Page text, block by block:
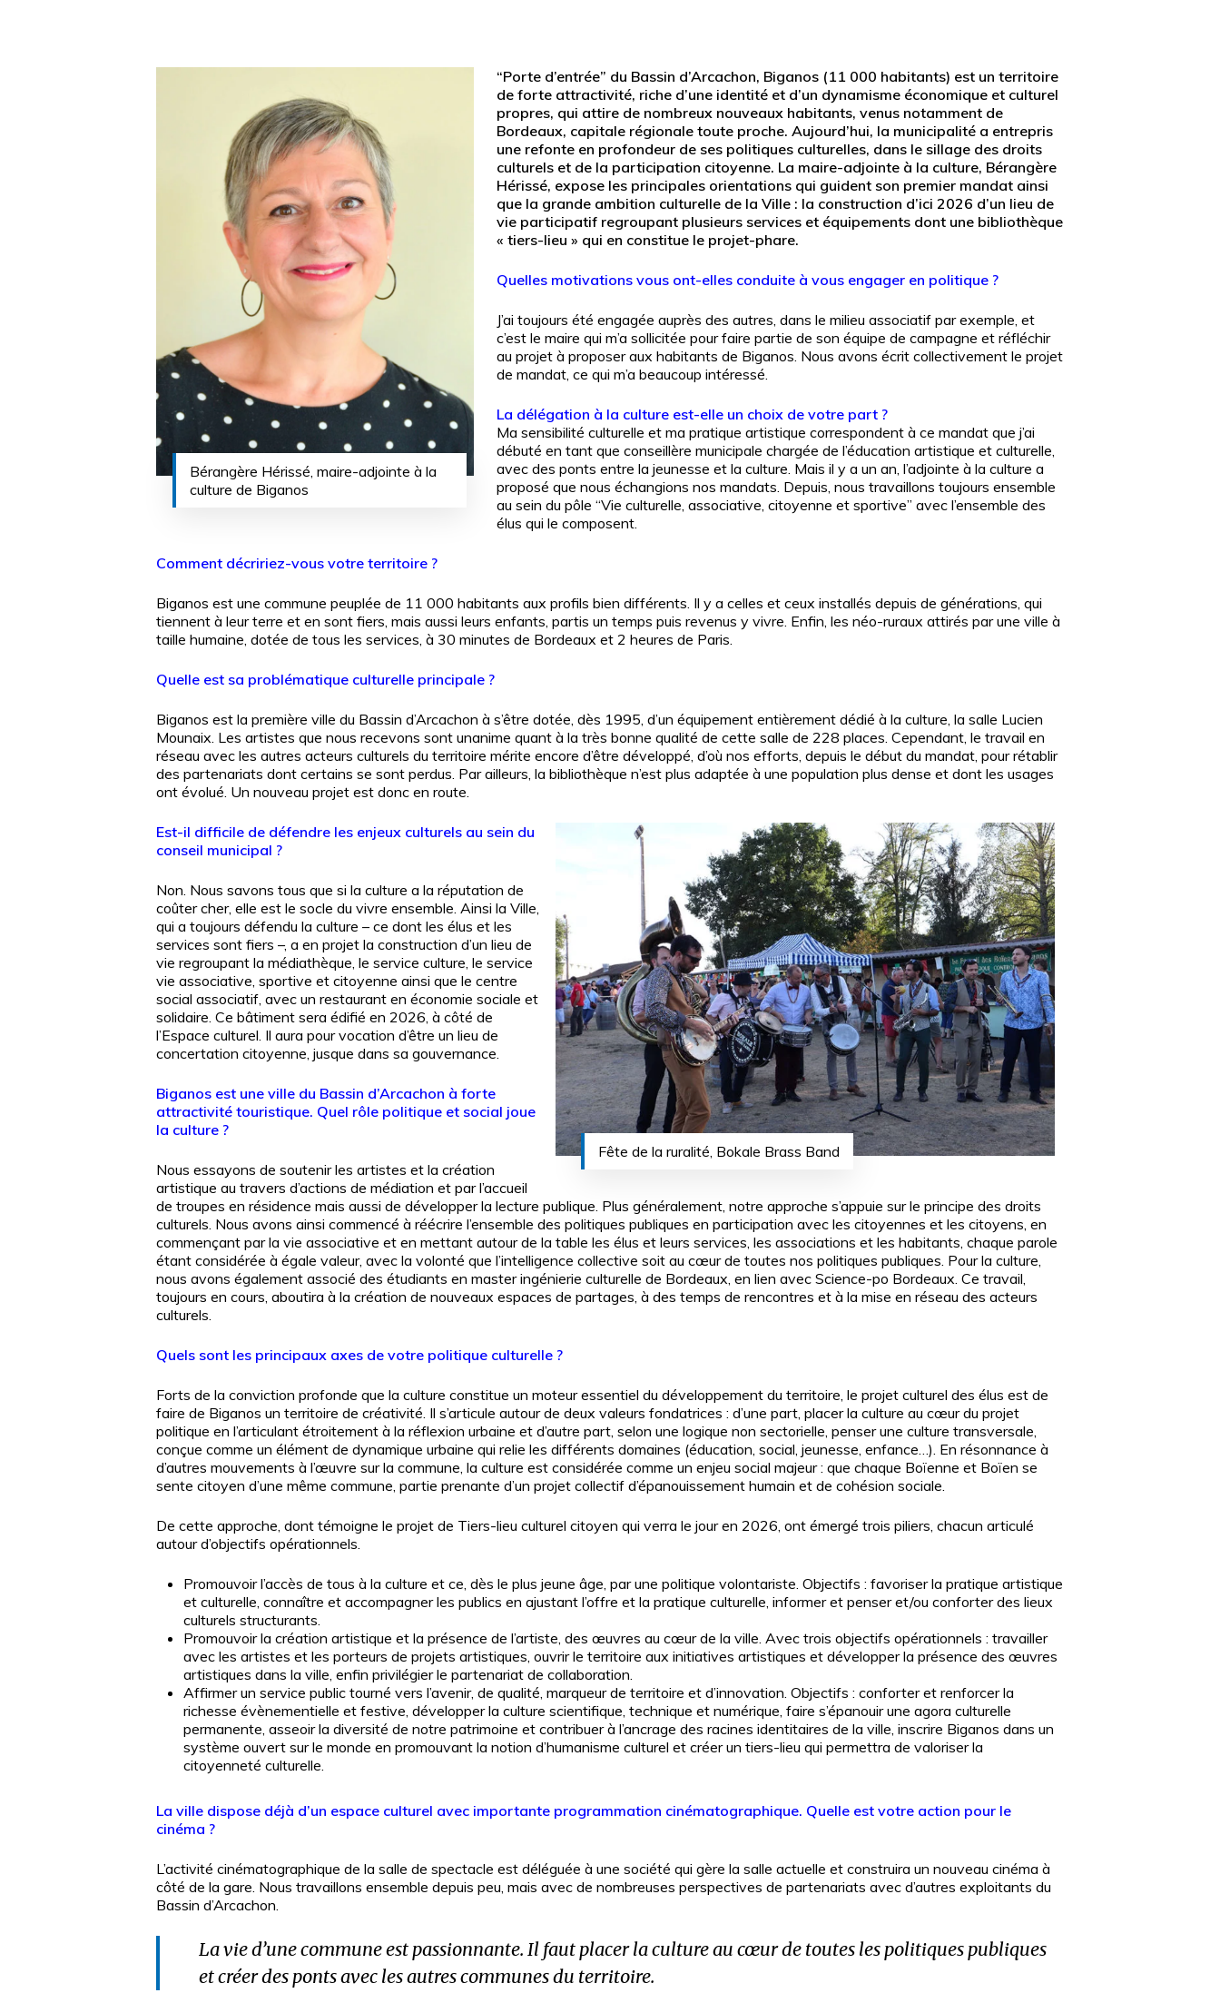
Appuyez sur Entrée pour une recherche ou ESC pour fermer
Bérangère Hérissé, maire-adjointe à la
culture de Biganos
“Porte d’entrée” du Bassin d’Arcachon, Biganos (11 000 habitants) est un territoire
de forte attractivité, riche d’une identité et d’un dynamisme économique et culturel
propres, qui attire de nombreux nouveaux habitants, venus notamment de
Bordeaux, capitale régionale toute proche. Aujourd’hui, la municipalité a entrepris
une refonte en profondeur de ses politiques culturelles, dans le sillage des droits
culturels et de la participation citoyenne. La maire-adjointe à la culture, Bérangère
Hérissé, expose les principales orientations qui guident son premier mandat ainsi
que la grande ambition culturelle de la Ville : la construction d’ici 2026 d’un lieu de
vie participatif regroupant plusieurs services et équipements dont une bibliothèque
« tiers-lieu » qui en constitue le projet-phare.
Quelles motivations vous ont-elles conduite à vous engager en politique ?
J’ai toujours été engagée auprès des autres, dans le milieu associatif par exemple, et
c’est le maire qui m’a sollicitée pour faire partie de son équipe de campagne et réfléchir
au projet à proposer aux habitants de Biganos. Nous avons écrit collectivement le projet
de mandat, ce qui m’a beaucoup intéressé.
La délégation à la culture est-elle un choix de votre part ?
Ma sensibilité culturelle et ma pratique artistique correspondent à ce mandat que j’ai
débuté en tant que conseillère municipale chargée de l’éducation artistique et culturelle,
avec des ponts entre la jeunesse et la culture. Mais il y a un an, l’adjointe à la culture a
proposé que nous échangions nos mandats. Depuis, nous travaillons toujours ensemble
au sein du pôle “Vie culturelle, associative, citoyenne et sportive” avec l’ensemble des
élus qui le composent.
Comment décririez-vous votre territoire ?
Biganos est une commune peuplée de 11 000 habitants aux profils bien différents. Il y a celles et ceux installés depuis de générations, qui
tiennent à leur terre et en sont fiers, mais aussi leurs enfants, partis un temps puis revenus y vivre. Enfin, les néo-ruraux attirés par une ville à
taille humaine, dotée de tous les services, à 30 minutes de Bordeaux et 2 heures de Paris.
Quelle est sa problématique culturelle principale ?
Biganos est la première ville du Bassin d’Arcachon à s’être dotée, dès 1995, d’un équipement entièrement dédié à la culture, la salle Lucien
Mounaix. Les artistes que nous recevons sont unanime quant à la très bonne qualité de cette salle de 228 places. Cependant, le travail en
réseau avec les autres acteurs culturels du territoire mérite encore d’être développé, d’où nos efforts, depuis le début du mandat, pour rétablir
des partenariats dont certains se sont perdus. Par ailleurs, la bibliothèque n’est plus adaptée à une population plus dense et dont les usages
ont évolué. Un nouveau projet est donc en route.
Fête de la ruralité, Bokale Brass Band
Est-il difficile de défendre les enjeux culturels au sein du
conseil municipal ?
Non. Nous savons tous que si la culture a la réputation de
coûter cher, elle est le socle du vivre ensemble. Ainsi la Ville,
qui a toujours défendu la culture – ce dont les élus et les
services sont fiers –, a en projet la construction d’un lieu de
vie regroupant la médiathèque, le service culture, le service
vie associative, sportive et citoyenne ainsi que le centre
social associatif, avec un restaurant en économie sociale et
solidaire. Ce bâtiment sera édifié en 2026, à côté de
l’Espace culturel. Il aura pour vocation d’être un lieu de
concertation citoyenne, jusque dans sa gouvernance.
Biganos est une ville du Bassin d’Arcachon à forte
attractivité touristique. Quel rôle politique et social joue
la culture ?
Nous essayons de soutenir les artistes et la création
artistique au travers d’actions de médiation et par l’accueil
de troupes en résidence mais aussi de développer la lecture publique. Plus généralement, notre approche s’appuie sur le principe des droits
culturels. Nous avons ainsi commencé à réécrire l’ensemble des politiques publiques en participation avec les citoyennes et les citoyens, en
commençant par la vie associative et en mettant autour de la table les élus et leurs services, les associations et les habitants, chaque parole
étant considérée à égale valeur, avec la volonté que l’intelligence collective soit au cœur de toutes nos politiques publiques. Pour la culture,
nous avons également associé des étudiants en master ingénierie culturelle de Bordeaux, en lien avec Science-po Bordeaux. Ce travail,
toujours en cours, aboutira à la création de nouveaux espaces de partages, à des temps de rencontres et à la mise en réseau des acteurs
culturels.
Quels sont les principaux axes de votre politique culturelle ?
Forts de la conviction profonde que la culture constitue un moteur essentiel du développement du territoire, le projet culturel des élus est de
faire de Biganos un territoire de créativité. Il s’articule autour de deux valeurs fondatrices : d’une part, placer la culture au cœur du projet
politique en l’articulant étroitement à la réflexion urbaine et d’autre part, selon une logique non sectorielle, penser une culture transversale,
conçue comme un élément de dynamique urbaine qui relie les différents domaines (éducation, social, jeunesse, enfance…). En résonnance à
d’autres mouvements à l’œuvre sur la commune, la culture est considérée comme un enjeu social majeur : que chaque Boïenne et Boïen se
sente citoyen d’une même commune, partie prenante d’un projet collectif d’épanouissement humain et de cohésion sociale.
De cette approche, dont témoigne le projet de Tiers-lieu culturel citoyen qui verra le jour en 2026, ont émergé trois piliers, chacun articulé
autour d’objectifs opérationnels.
Promouvoir l’accès de tous à la culture et ce, dès le plus jeune âge, par une politique volontariste. Objectifs : favoriser la pratique artistique
et culturelle, connaître et accompagner les publics en ajustant l’offre et la pratique culturelle, informer et penser et/ou conforter des lieux
culturels structurants.
Promouvoir la création artistique et la présence de l’artiste, des œuvres au cœur de la ville. Avec trois objectifs opérationnels : travailler
avec les artistes et les porteurs de projets artistiques, ouvrir le territoire aux initiatives artistiques et développer la présence des œuvres
artistiques dans la ville, enfin privilégier le partenariat de collaboration.
Affirmer un service public tourné vers l’avenir, de qualité, marqueur de territoire et d’innovation. Objectifs : conforter et renforcer la
richesse évènementielle et festive, développer la culture scientifique, technique et numérique, faire s’épanouir une agora culturelle
permanente, asseoir la diversité de notre patrimoine et contribuer à l’ancrage des racines identitaires de la ville, inscrire Biganos dans un
système ouvert sur le monde en promouvant la notion d’humanisme culturel et créer un tiers-lieu qui permettra de valoriser la
citoyenneté culturelle.
La ville dispose déjà d’un espace culturel avec importante programmation cinématographique. Quelle est votre action pour le
cinéma ?
L’activité cinématographique de la salle de spectacle est déléguée à une société qui gère la salle actuelle et construira un nouveau cinéma à
côté de la gare. Nous travaillons ensemble depuis peu, mais avec de nombreuses perspectives de partenariats avec d’autres exploitants du
Bassin d’Arcachon.
La vie d’une commune est passionnante. Il faut placer la culture au cœur de toutes les politiques publiques
et créer des ponts avec les autres communes du territoire.